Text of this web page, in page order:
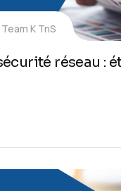
Team K TnS
réseau :